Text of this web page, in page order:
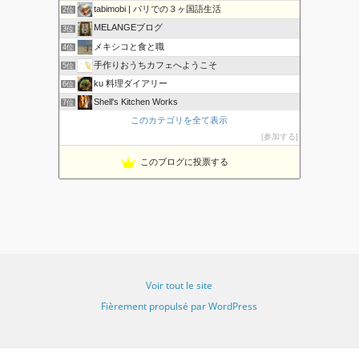
2位 tabimobi | パリでの３ヶ国語生活
3位 MELANGEブログ
4位 メキシコと食と職
5位 手作りおうちカフェへようこそ
6位 ku 料理ダイアリー
7位 Shell's Kitchen Works
彩食-SHIGURE-
アメリカでの牛肉の食べ方・お国柄の紹介
このカテゴリを全て表示
参加する
このブログに投票する
Voir tout le site
Fièrement propulsé par WordPress